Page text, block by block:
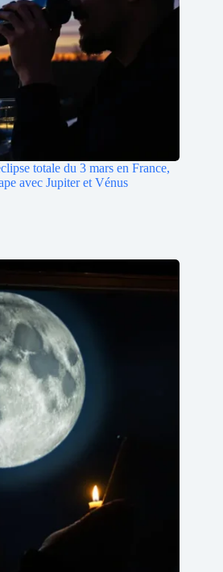
totale du 3 mars en France,
avec Jupiter et Vénus